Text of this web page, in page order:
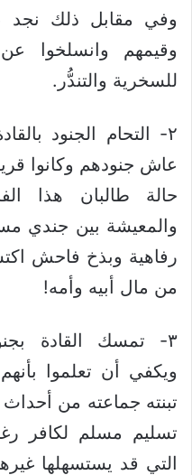
وفي مقابل ذلك نجد
وقيمهم وانسلخوا
للسخرية والتندُّر.
٢- التحام الجنود
عاش جنودهم وكانوا
حالة طالبان هذا
والمعيشة بين جندي
رفاهية وبذخ فاحش
من مال أبيه وأمه!
٣- تمسك القادة
ويكفي أن تعلموا
تسليم مسلم لكافر
التي قد يستسهلها